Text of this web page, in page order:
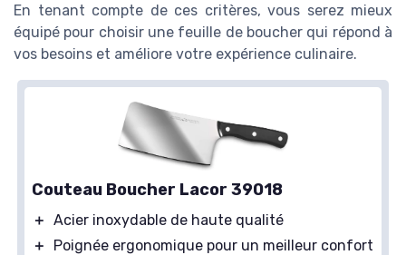
En tenant compte de ces critères, vous serez mieux
équipé pour choisir une feuille de boucher qui répond à
vos besoins et améliore votre expérience culinaire.
Couteau Boucher Lacor 39018
＋ Acier inoxydable de haute qualité
＋
Poignée ergonomique pour un meilleur confort